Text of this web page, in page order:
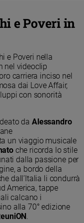
e Poveri in
e Poveri nella
nel videoclip
carriera inciso nel
dai Love Affair,
con sonorità
da Alessandro
un viaggio musicale
che ricorda lo stile
dalla passione per
a bordo della
dall’Italia li condurrà
America, tappe
calcano i
alla 70° edizione